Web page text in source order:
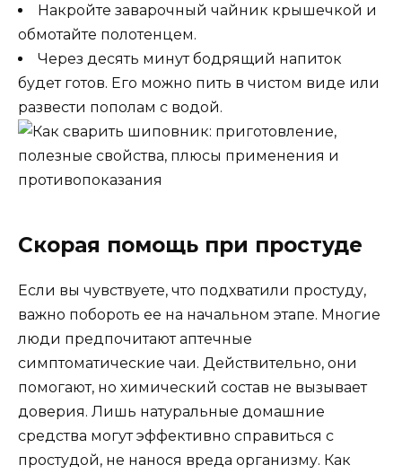
Накройте заварочный чайник крышечкой и
обмотайте полотенцем.
Через десять минут бодрящий напиток
будет готов. Его можно пить в чистом виде или
развести пополам с водой.
Скорая помощь при простуде
Если вы чувствуете, что подхватили простуду,
важно побороть ее на начальном этапе. Многие
люди предпочитают аптечные
симптоматические чаи. Действительно, они
помогают, но химический состав не вызывает
доверия. Лишь натуральные домашние
средства могут эффективно справиться с
простудой, не нанося вреда организму. Как